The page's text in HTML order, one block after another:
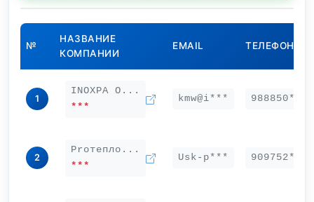
№
НАЗВАНИЕ
КОМПАНИИ
EMAIL ТЕЛЕФОН
1
INOXPA О...
***
kmw@i*** 988850***
2
Proтепло...
***
Usk-p*** 909752***